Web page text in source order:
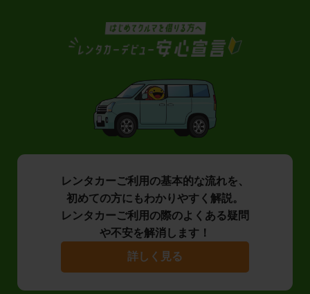
レンタカーご利用の基本的な流れを、
初めての方にもわかりやすく解説。
レンタカーご利用の際のよくある疑問
や不安を解消します！
詳しく見る